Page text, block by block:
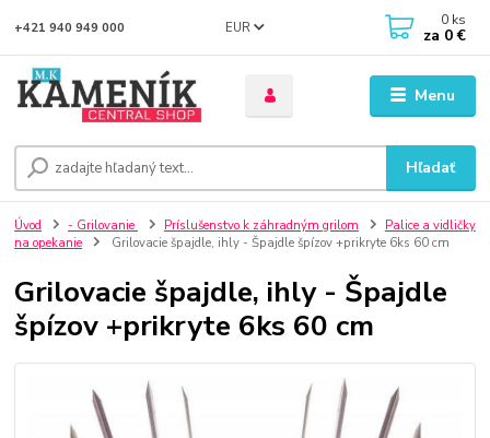
Menu
EUR
Hľadať
+421 940 949 000 0 ks
za 0 €
Úvod - Grilovanie Príslušenstvo k záhradným grilom
Palice a vidličky
na opekanie
Grilovacie špajdle, ihly - Špajdle špízov +prikryte 6ks 60 cm
Grilovacie špajdle, ihly - Špajdle
špízov +prikryte 6ks 60 cm